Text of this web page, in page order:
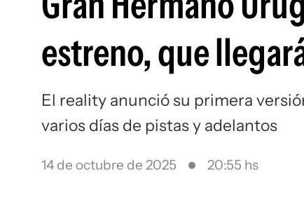
estreno, que
El reality anunció su primera
varios días de pistas y adelantos
14 de octubre de 2025 20:55 hs